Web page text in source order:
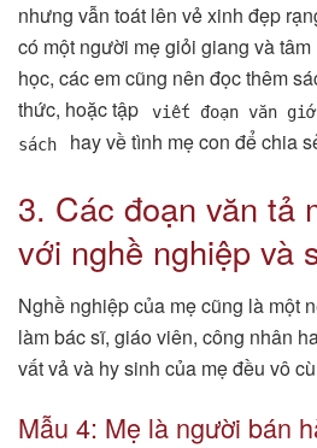
nhưng vẫn toát lên vẻ xinh đẹp
có một người mẹ giỏi giang và
học, các em cũng nên đọc thêm
thức, hoặc tập
viết đoạn văn
sách
hay về tình mẹ con để chia
3. Các đoạn văn tả
với nghề nghiệp và
Nghề nghiệp của mẹ cũng là một
làm bác sĩ, giáo viên, công nhân
vất vả và hy sinh của mẹ đều vô
Mẫu 4: Mẹ là người bán